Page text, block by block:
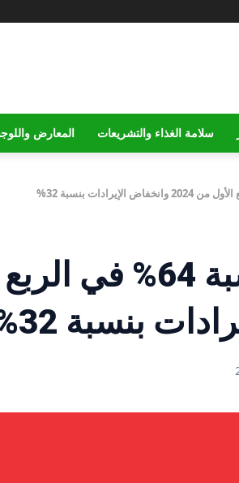
سلامة الغذاء والتشريعات المعارض
تراجع أرباح عامر جروب بنسبة 64% في الربع